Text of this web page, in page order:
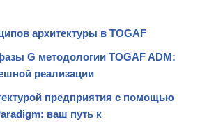
архитектуры в TOGAF
G методологии TOGAF ADM:
реализации
предприятия с помощью
ваш путь к